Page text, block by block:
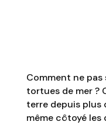
Comment ne
tortues de mer ?
terre depuis plus
même côtoyé les